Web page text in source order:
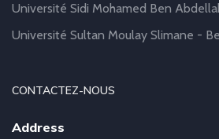
Université Sidi Mohamed Ben
Université Sultan Moulay Slimane -
CONTACTEZ-NOUS
Address